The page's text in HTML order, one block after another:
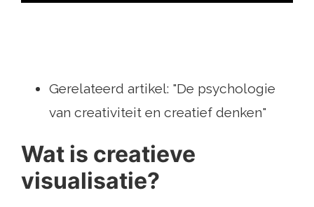
Gerelateerd artikel: "De psychologie
van creativiteit en creatief denken"
Wat is creatieve
visualisatie?